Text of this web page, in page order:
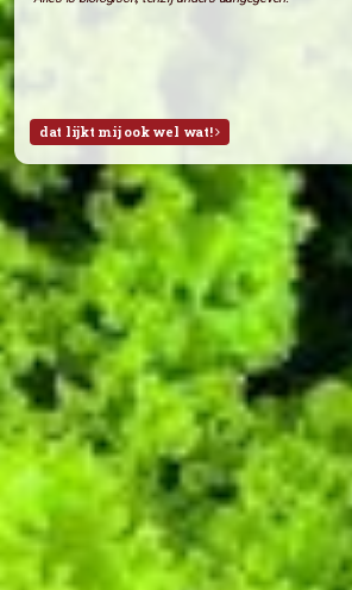
Alles is biologisch, tenzij anders aangegeven.
Fruitpakket deze
Week 29:
Braeburn Appels (NL)
Bananen
Abrikozen
Watermeloen
Week 28:
Braeburn Appels (NL)
Sinaasappels
Rode pruimen
Witte druiven (met pit)
Alles is biologisch, tenzij anders